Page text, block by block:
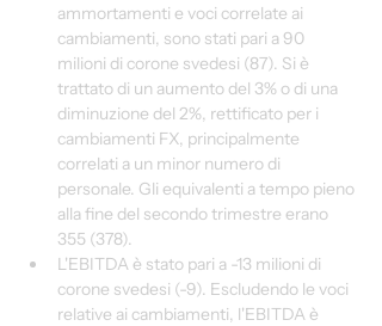
ammortamenti e voci correlate ai
cambiamenti, sono stati pari a 90
milioni di corone svedesi (87). Si è
trattato di un aumento del 3% o di una
diminuzione del 2%, rettificato per i
cambiamenti FX, principalmente
correlati a un minor numero di
personale. Gli equivalenti a tempo pieno
alla fine del secondo trimestre erano
355 (378).
L'EBITDA è stato pari a -13 milioni di
corone svedesi (-9). Escludendo le voci
relative ai cambiamenti, l'EBITDA è